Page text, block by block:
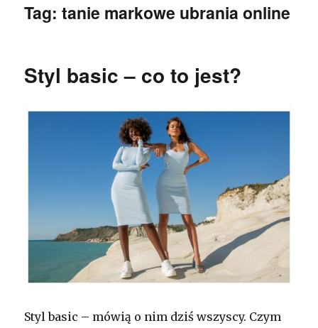
Tag:tanie markowe ubrania online
Styl basic – co to jest?
Styl basic – mówią o nim dziś wszyscy. Czym